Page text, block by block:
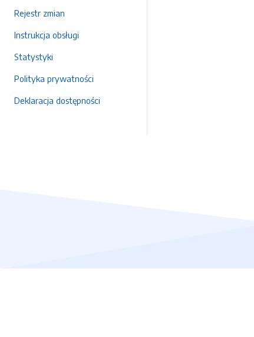
Rejestr zmian
Instrukcja obsługi
Statystyki
Polityka prywatności
Deklaracja dostępności